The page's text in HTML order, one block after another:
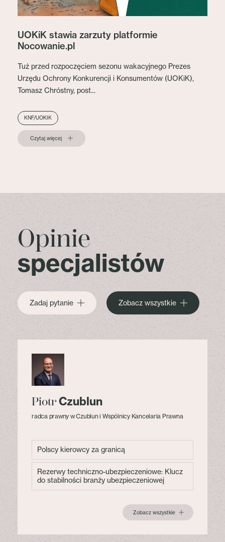
UOKiK stawia zarzuty platformie
Nocowanie.pl
Tuż przed rozpoczęciem sezonu wakacyjnego Prezes
Urzędu Ochrony Konkurencji i Konsumentów (UOKiK),
Tomasz Chróstny, post...
KNF/UOKIK
Czytaj więcej
Opinie
specjalistów
Zadaj pytanie Zobacz wszystkie
PiotrCzublun
radca prawny w Czublun i Wspólnicy Kancelaria Prawna
Polscy kierowcy za granicą
Rezerwy techniczno-ubezpieczeniowe: Klucz
do stabilności branży ubezpieczeniowej
Zobacz wszystkie